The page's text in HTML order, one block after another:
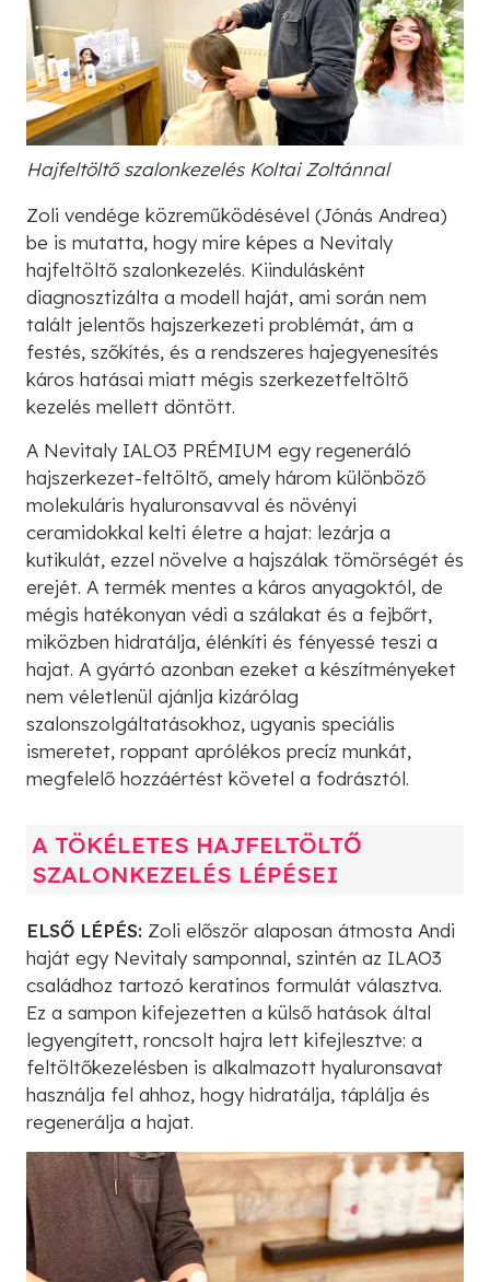
Hajfeltöltő szalonkezelés Koltai Zoltánnal
Zoli vendége közreműködésével (Jónás Andrea)
be is mutatta, hogy mire képes a Nevitaly
hajfeltöltő szalonkezelés. Kiindulásként
diagnosztizálta a modell haját, ami során nem
talált jelentős hajszerkezeti problémát, ám a
festés, szőkítés, és a rendszeres hajegyenesítés
káros hatásai miatt mégis szerkezetfeltöltő
kezelés mellett döntött.
A Nevitaly IALO3 PRÉMIUM egy regeneráló
hajszerkezet-feltöltő, amely három különböző
molekuláris hyaluronsavval és növényi
ceramidokkal kelti életre a hajat: lezárja a
kutikulát, ezzel növelve a hajszálak tömörségét és
erejét. A termék mentes a káros anyagoktól, de
mégis hatékonyan védi a szálakat és a fejbőrt,
miközben hidratálja, élénkíti és fényessé teszi a
hajat. A gyártó azonban ezeket a készítményeket
nem véletlenül ajánlja kizárólag
szalonszolgáltatásokhoz, ugyanis speciális
ismeretet, roppant aprólékos precíz munkát,
megfelelő hozzáértést követel a fodrásztól.
A TÖKÉLETES HAJFELTÖLTŐ
SZALONKEZELÉS LÉPÉSEI
ELSŐ LÉPÉS: Zoli először alaposan átmosta Andi
haját egy Nevitaly samponnal, szintén az ILAO3
családhoz tartozó keratinos formulát választva.
Ez a sampon kifejezetten a külső hatások által
legyengített, roncsolt hajra lett kifejlesztve: a
feltöltőkezelésben is alkalmazott hyaluronsavat
használja fel ahhoz, hogy hidratálja, táplálja és
regenerálja a hajat.